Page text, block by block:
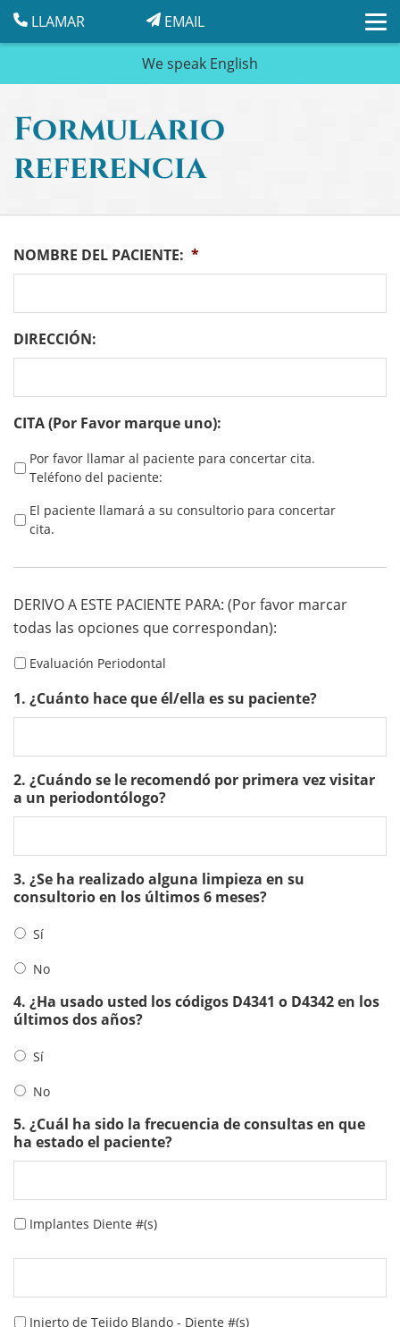
We speak English
LLAMAR EMAIL
Formulario
referencia
NOMBRE DEL PACIENTE: *
DIRECCIÓN:
CITA (Por Favor marque uno):
Por favor llamar al paciente para concertar cita.
Teléfono del paciente:
El paciente llamará a su consultorio para concertar
cita.
DERIVO A ESTE PACIENTE PARA: (Por favor marcar
todas las opciones que correspondan):
Evaluación Periodontal
1. ¿Cuánto hace que él/ella es su paciente?
2. ¿Cuándo se le recomendó por primera vez visitar
a un periodontólogo?
3. ¿Se ha realizado alguna limpieza en su
consultorio en los últimos 6 meses?
Sí
No
4. ¿Ha usado usted los códigos D4341 o D4342 en los
últimos dos años?
Sí
No
5. ¿Cuál ha sido la frecuencia de consultas en que
ha estado el paciente?
Implantes Diente #(s)
Injerto de Tejido Blando - Diente #(s)